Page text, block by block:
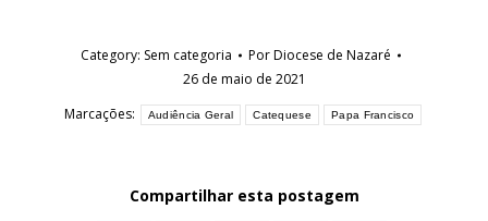
Category: Sem categoria PorDiocese de Nazaré
26 de maio de 2021
Marcações:
Audiência Geral Catequese Papa Francisco
Compartilhar esta postagem